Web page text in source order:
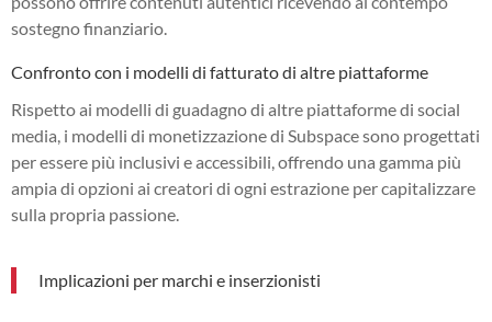
sostegno finanziario.
Confronto con i modelli di fatturato di altre piattaforme
Rispetto ai modelli di guadagno di altre piattaforme di social
media, i modelli di monetizzazione di Subspace sono progettati
per essere più inclusivi e accessibili, offrendo una gamma più
ampia di opzioni ai creatori di ogni estrazione per capitalizzare
sulla propria passione.
Implicazioni per marchi e inserzionisti